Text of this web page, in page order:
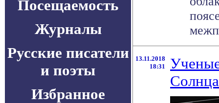
Посещаемость
Журналы
Русские писатели
и поэты
Избранное
13.11.2018
18:31